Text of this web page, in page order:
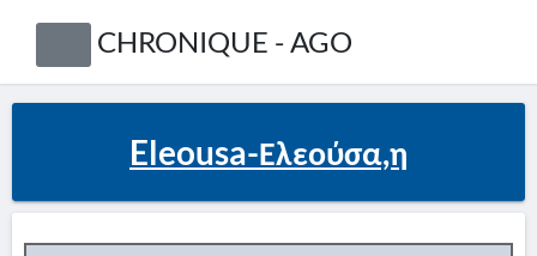
CHRONIQUE - AGO
Eleousa-Ελεούσα,η